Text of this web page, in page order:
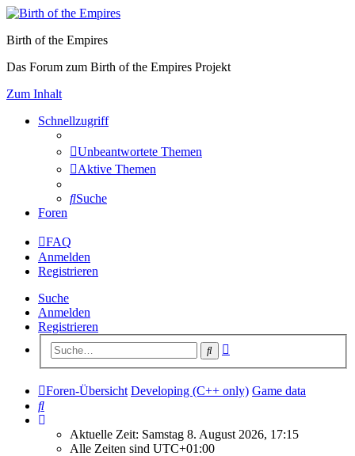
Birth of the Empires
Das Forum zum Birth of the Empires Projekt
Zum Inhalt
Schnellzugriff
Unbeantwortete Themen
Aktive Themen
Suche
Foren
FAQ
Anmelden
Registrieren
Suche
Anmelden
Registrieren
Suche
Foren-Übersicht Developing (C++ only) Game data
Suche
Aktuelle Zeit: Samstag 8. August 2026, 17:15
Alle Zeiten sind UTC+01:00